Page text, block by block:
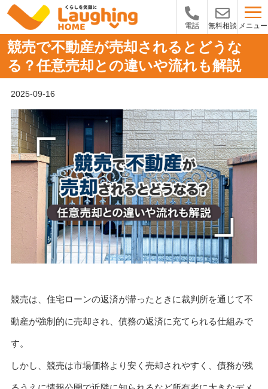
電話 無料相談 メニュー
競売で不動産が売却されるとどうな
る？任意売却との違いや流れも解説
2025-09-16
競売は、住宅ローンの返済が滞ったときに裁判所を通じて不
動産が強制的に売却され、債務の返済に充てられる仕組みで
す。
しかし、競売は市場価格より安く売却されやすく、債務が残